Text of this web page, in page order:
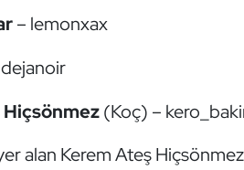
– lemonxax
dejanoir
(Koç) –
alan Kerem Ateş